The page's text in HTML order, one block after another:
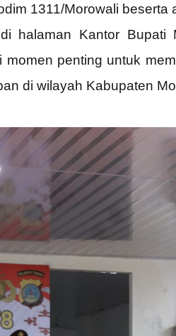
1311/Morowali
halaman Kantor Bupati
penting untuk
di wilayah Kabupaten